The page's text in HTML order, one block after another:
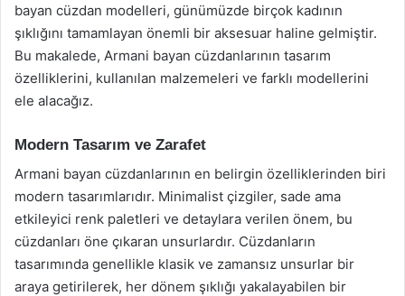
bayan cüzdan modelleri, günümüzde birçok kadının
şıklığını tamamlayan önemli bir aksesuar haline gelmiştir.
Bu makalede, Armani bayan cüzdanlarının tasarım
özelliklerini, kullanılan malzemeleri ve farklı modellerini
ele alacağız.
Modern Tasarım ve Zarafet
Armani bayan cüzdanlarının en belirgin özelliklerinden biri
modern tasarımlarıdır. Minimalist çizgiler, sade ama
etkileyici renk paletleri ve detaylara verilen önem, bu
cüzdanları öne çıkaran unsurlardır. Cüzdanların
tasarımında genellikle klasik ve zamansız unsurlar bir
araya getirilerek, her dönem şıklığı yakalayabilen bir